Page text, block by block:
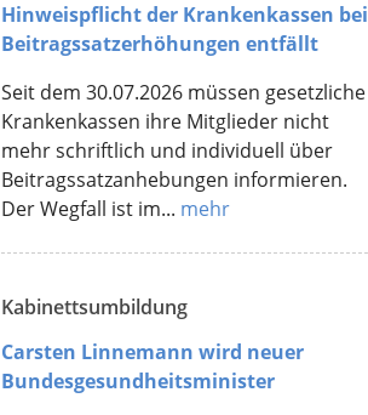
Hinweispflicht der Krankenkassen bei
Beitragssatzerhöhungen entfällt
Seit dem 30.07.2026 müssen gesetzliche
Krankenkassen ihre Mitglieder nicht
mehr schriftlich und individuell über
Beitragssatzanhebungen informieren.
Der Wegfall ist im... mehr
Kabinettsumbildung
Carsten Linnemann wird neuer
Bundesgesundheitsminister